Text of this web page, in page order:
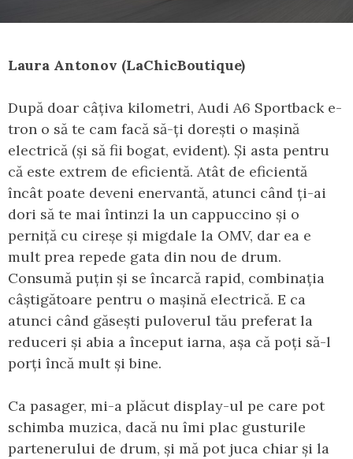
Laura Antonov (LaChicBoutique)
După doar câțiva kilometri, Audi A6 Sportback e-
tron o să te cam facă să-ți dorești o mașină
electrică (și să fii bogat, evident). Și asta pentru
că este extrem de eficientă. Atât de eficientă
încât poate deveni enervantă, atunci când ți-ai
dori să te mai întinzi la un cappuccino și o
perniță cu cireșe și migdale la OMV, dar ea e
mult prea repede gata din nou de drum.
Consumă puțin și se încarcă rapid, combinația
câștigătoare pentru o mașină electrică. E ca
atunci când găsești puloverul tău preferat la
reduceri și abia a început iarna, așa că poți să-l
porți încă mult și bine.
Ca pasager, mi-a plăcut display-ul pe care pot
schimba muzica, dacă nu îmi plac gusturile
partenerului de drum, și mă pot juca chiar și la